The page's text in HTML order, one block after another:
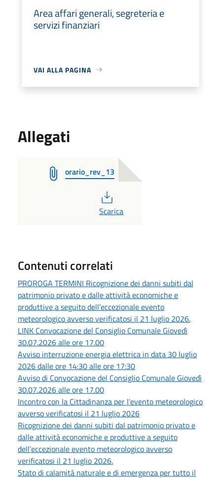
Area affari generali, segreteria e
servizi finanziari
VAI ALLA PAGINA
Allegati
orario_rev_13
PDF
Scarica
Contenuti correlati
PROROGA TERMINI Ricognizione dei danni subiti dal
patrimonio privato e dalle attività economiche e
produttive a seguito dell’eccezionale evento
meteorologico avverso verificatosi il 21 luglio 2026.
LINK Convocazione del Consiglio Comunale Giovedì
30.07.2026 alle ore 17.00
Avviso interruzione energia elettrica in data 30 luglio
2026 dalle ore 14:30 alle ore 17:30
Avviso di Convocazione del Consiglio Comunale Giovedì
30.07.2026 alle ore 17.00
Incontro con la Cittadinanza per l'evento meteorologico
avverso verificatosi il 21 luglio 2026
Ricognizione dei danni subiti dal patrimonio privato e
dalle attività economiche e produttive a seguito
dell’eccezionale evento meteorologico avverso
verificatosi il 21 luglio 2026.
Stato di calamità naturale e di emergenza per tutto il